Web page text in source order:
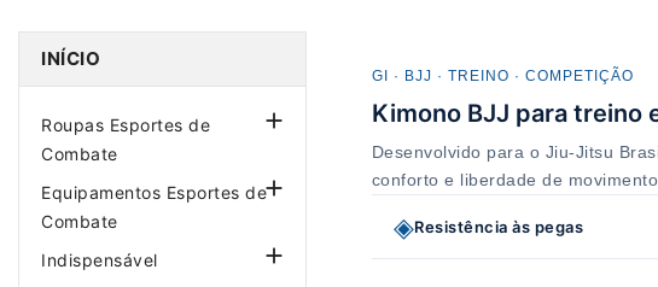
INÍCIO
Roupas Esportes de
Combate

Equipamentos Esportes de
Combate

Indispensável 
GI · BJJ · TREINO · COMPETIÇÃO
Kimono BJJ para treino
Desenvolvido para o Jiu-Jitsu
conforto e liberdade de
◈Resistência às pegas